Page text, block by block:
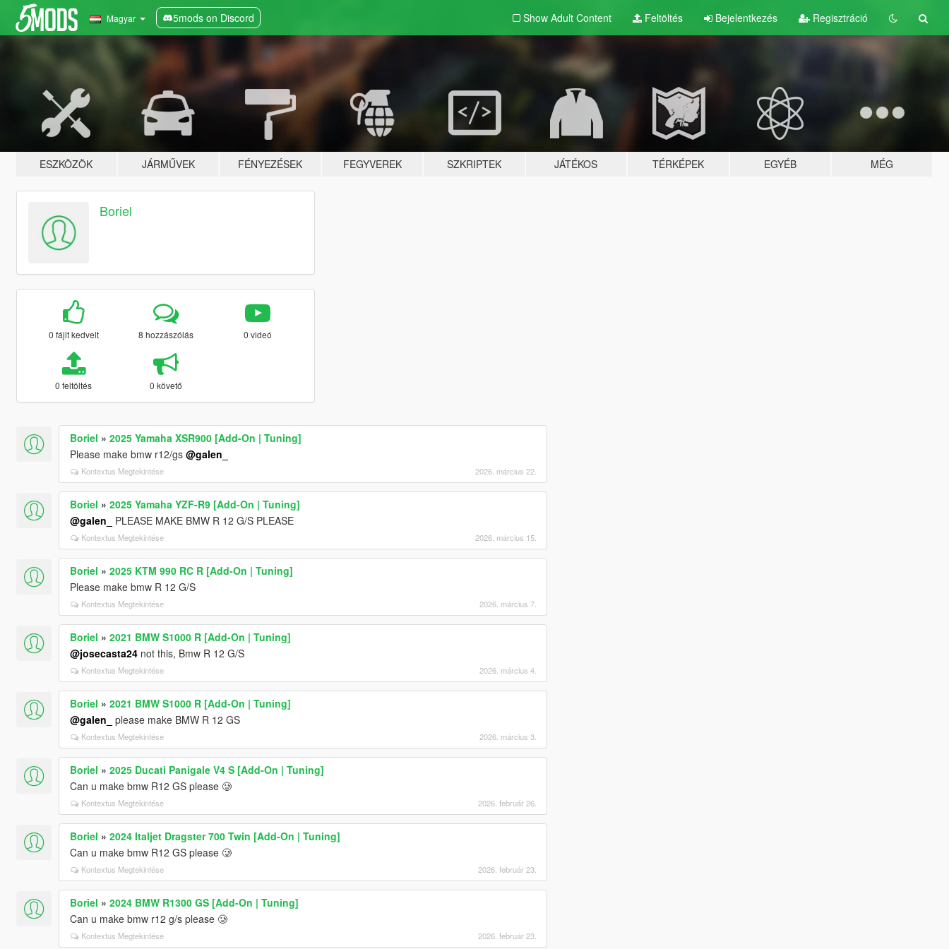
Magyar 5mods on Discord Show Adult Content Feltöltés Bejelentkezés Regisztráció
ESZKÖZÖK JÁRMŰVEK FÉNYEZÉSEK FEGYVEREK SZKRIPTEK JÁTÉKOS TÉRKÉPEK EGYÉB MÉG
Boriel
0 fájlt kedvelt 8 hozzászólás 0 videó
0 feltöltés 0 követő
Boriel » 2025 Yamaha XSR900 [Add-On | Tuning]
Please make bmw r12/gs @galen_
Kontextus Megtekintése 2026. március 22.
Boriel » 2025 Yamaha YZF-R9 [Add-On | Tuning]
@galen_
PLEASE MAKE BMW R 12 G/S PLEASE
Kontextus Megtekintése 2026. március 15.
Boriel » 2025 KTM 990 RC R [Add-On | Tuning]
Please make bmw R 12 G/S
Kontextus Megtekintése 2026. március 7.
Boriel » 2021 BMW S1000 R [Add-On | Tuning]
@josecasta24not this, Bmw R 12 G/S
Kontextus Megtekintése 2026. március 4.
Boriel » 2021 BMW S1000 R [Add-On | Tuning]
@galen_
please make BMW R 12 GS
Kontextus Megtekintése 2026. március 3.
Boriel » 2025 Ducati Panigale V4 S [Add-On | Tuning]
Can u make bmw R12 GS please 🥲
Kontextus Megtekintése 2026. február 26.
Boriel » 2024 Italjet Dragster 700 Twin [Add-On | Tuning]
Can u make bmw R12 GS please 🥲
Kontextus Megtekintése 2026. február 23.
Boriel » 2024 BMW R1300 GS [Add-On | Tuning]
Can u make bmw r12 g/s please 🥲
Kontextus Megtekintése 2026. február 23.